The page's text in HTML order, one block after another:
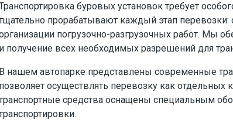
буровых установок требует
прорабатывают каждый этап перевозки:
погрузочно-разгрузочных работ. Мы
и получение всех необходимых разрешений для
В нашем автопарке представлены современные
позволяет осуществлять перевозку как
средства оснащены специальным